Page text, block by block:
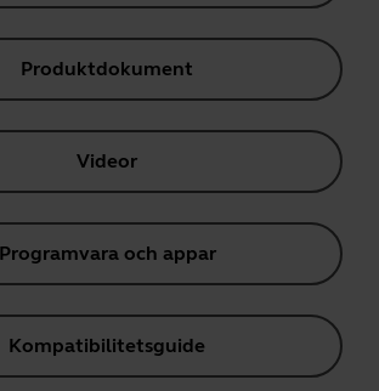
Produktdokument
Videor
Programvara och appar
Kompatibilitetsguide